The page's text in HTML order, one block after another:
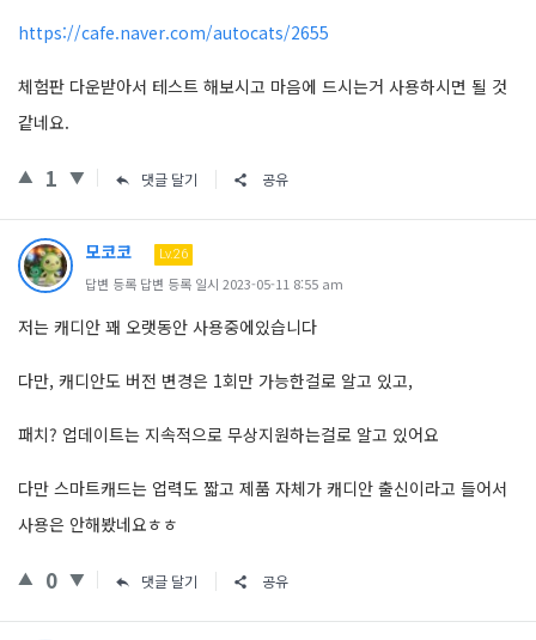
https://cafe.naver.com/autocats/2655
체험판 다운받아서 테스트 해보시고 마음에 드시는거 사용하시면 될 것
같네요.
1 댓글 달기 공유
모코코 Lv.26
답변 등록 답변 등록 일시 2023-05-11 8:55 am
저는 캐디안 꽤 오랫동안 사용중에있습니다
다만, 캐디안도 버전 변경은 1회만 가능한걸로 알고 있고,
패치? 업데이트는 지속적으로 무상지원하는걸로 알고 있어요
다만 스마트캐드는 업력도 짧고 제품 자체가 캐디안 출신이라고 들어서
사용은 안해봤네요ㅎㅎ
0 댓글 달기 공유